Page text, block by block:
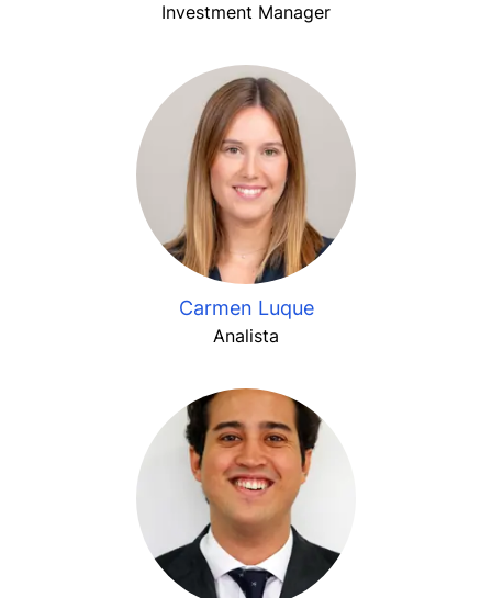
Investment Manager
Carmen Luque
Analista